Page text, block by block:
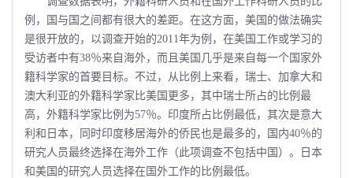
例，国与国之间都有很大的差距。在这方面，美国的做法确实
是很开放的，以调查开始的2011年为例，在美国工作或学习的
受访者中有38％来自海外，而且美国几乎是来自每一个国家外
籍科学家的首要目标。不过，从比例上来看，瑞士、加拿大和
澳大利亚的外籍科学家比美国更多，其中瑞士所占的比例最
高，外籍科学家比例为57％。印度所占比例最低，其次是意大
利和日本，同时印度移居海外的侨民也是最多的，国内40％的
研究人员最终选择在海外工作（此项调查不包括中国）。日本
和美国的研究人员选择在国外工作的比例最低。